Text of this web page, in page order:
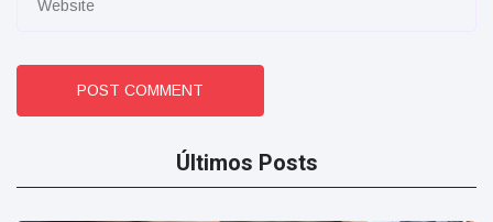
POST COMMENT
Últimos Posts